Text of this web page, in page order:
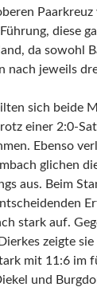
Paarkreuz
diese
da sowohl
nach jeweils
sich beide
einer 2:0-
Ebenso
glichen
aus. Beim
stark auf.
zeigte
mit 11:6 im
und